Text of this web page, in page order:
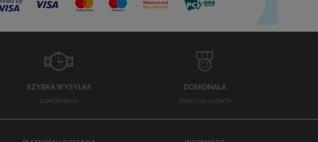
SZYBKA WYSYŁKA
ZAMÓWIENIA
DOSKONAŁA
OBSŁUGA KLIENTA